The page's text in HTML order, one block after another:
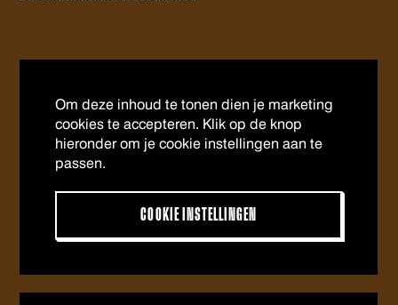
Om deze inhoud te tonen dien je marketing
cookies te accepteren. Klik op de knop
hieronder om je cookie instellingen aan te
passen.
COOKIE INSTELLINGEN